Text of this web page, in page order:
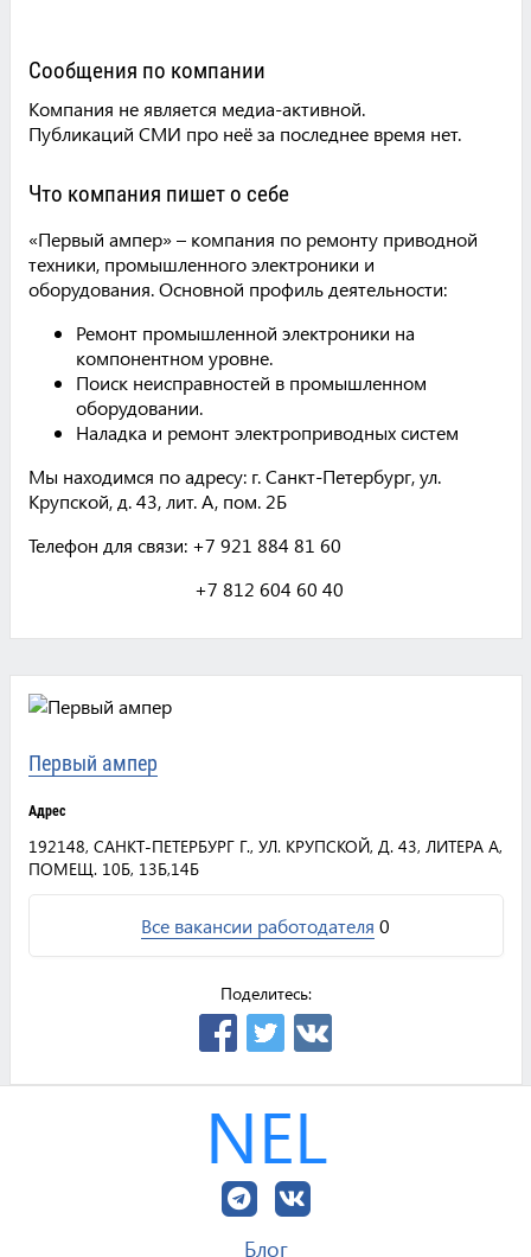
Сообщения по компании
Компания не является медиа-активной.
Публикаций СМИ про неё за последнее время нет.
Что компания пишет о себе
«Первый ампер» – компания по ремонту приводной
техники, промышленного электроники и
оборудования. Основной профиль деятельности:
Ремонт промышленной электроники на
компонентном уровне.
Поиск неисправностей в промышленном
оборудовании.
Наладка и ремонт электроприводных систем
Мы находимся по адресу: г. Санкт-Петербург, ул.
Крупской, д. 43, лит. А, пом. 2Б
Телефон для связи: +7 921 884 81 60
+7 812 604 60 40
Первый ампер
Адрес
192148, САНКТ-ПЕТЕРБУРГ Г., УЛ. КРУПСКОЙ, Д. 43, ЛИТЕРА А,
ПОМЕЩ. 10Б, 13Б,14Б
Все вакансии работодателя 0
Поделитесь:
NEL
Блог